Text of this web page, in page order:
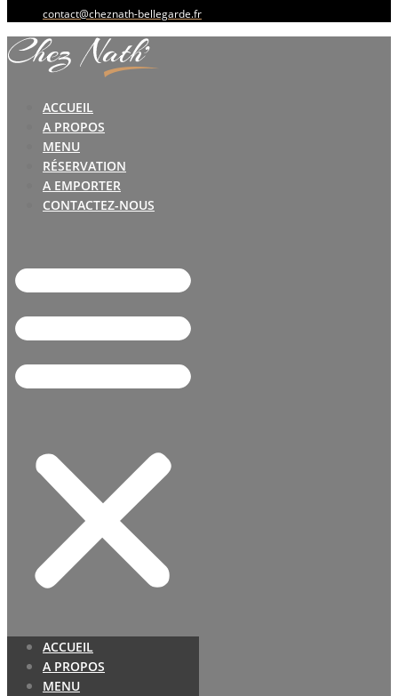
contact@cheznath-bellegarde.fr
ACCUEIL
A PROPOS
MENU
RÉSERVATION
A EMPORTER
CONTACTEZ-NOUS
ACCUEIL
A PROPOS
MENU